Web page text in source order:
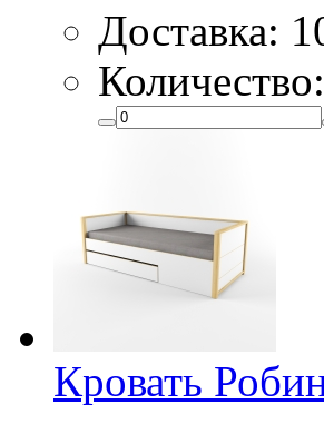
Доставка:
Количество:
Кровать